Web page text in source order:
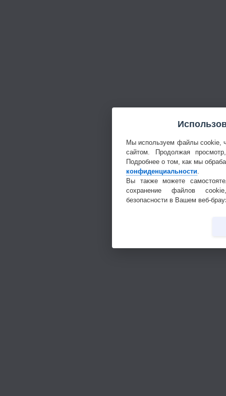
Мы используем файлы cookie,
сайтом. Продолжая
Подробнее о том, как мы
конфиденциальности
Вы также можете
сохранение файлов
безопасности в Вашем веб-